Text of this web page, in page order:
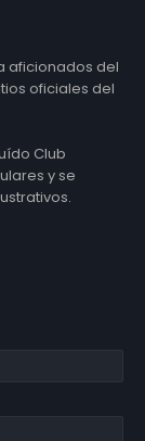
aficionados del
oficiales del
Club
y se